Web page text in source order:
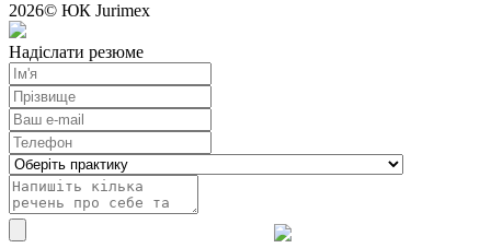
2026© ЮК Jurimex
Надіслати резюме